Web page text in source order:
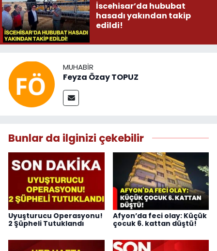
İscehisar’da hububat
hasadı yakından takip
edildi!
MUHABIR
Feyza Özay TOPUZ
Bunlar da ilginizi çekebilir
Uyuşturucu Operasyonu!
2 Şüpheli Tutuklandı
Afyon’da feci olay: Küçük
çocuk 6. kattan düştü!